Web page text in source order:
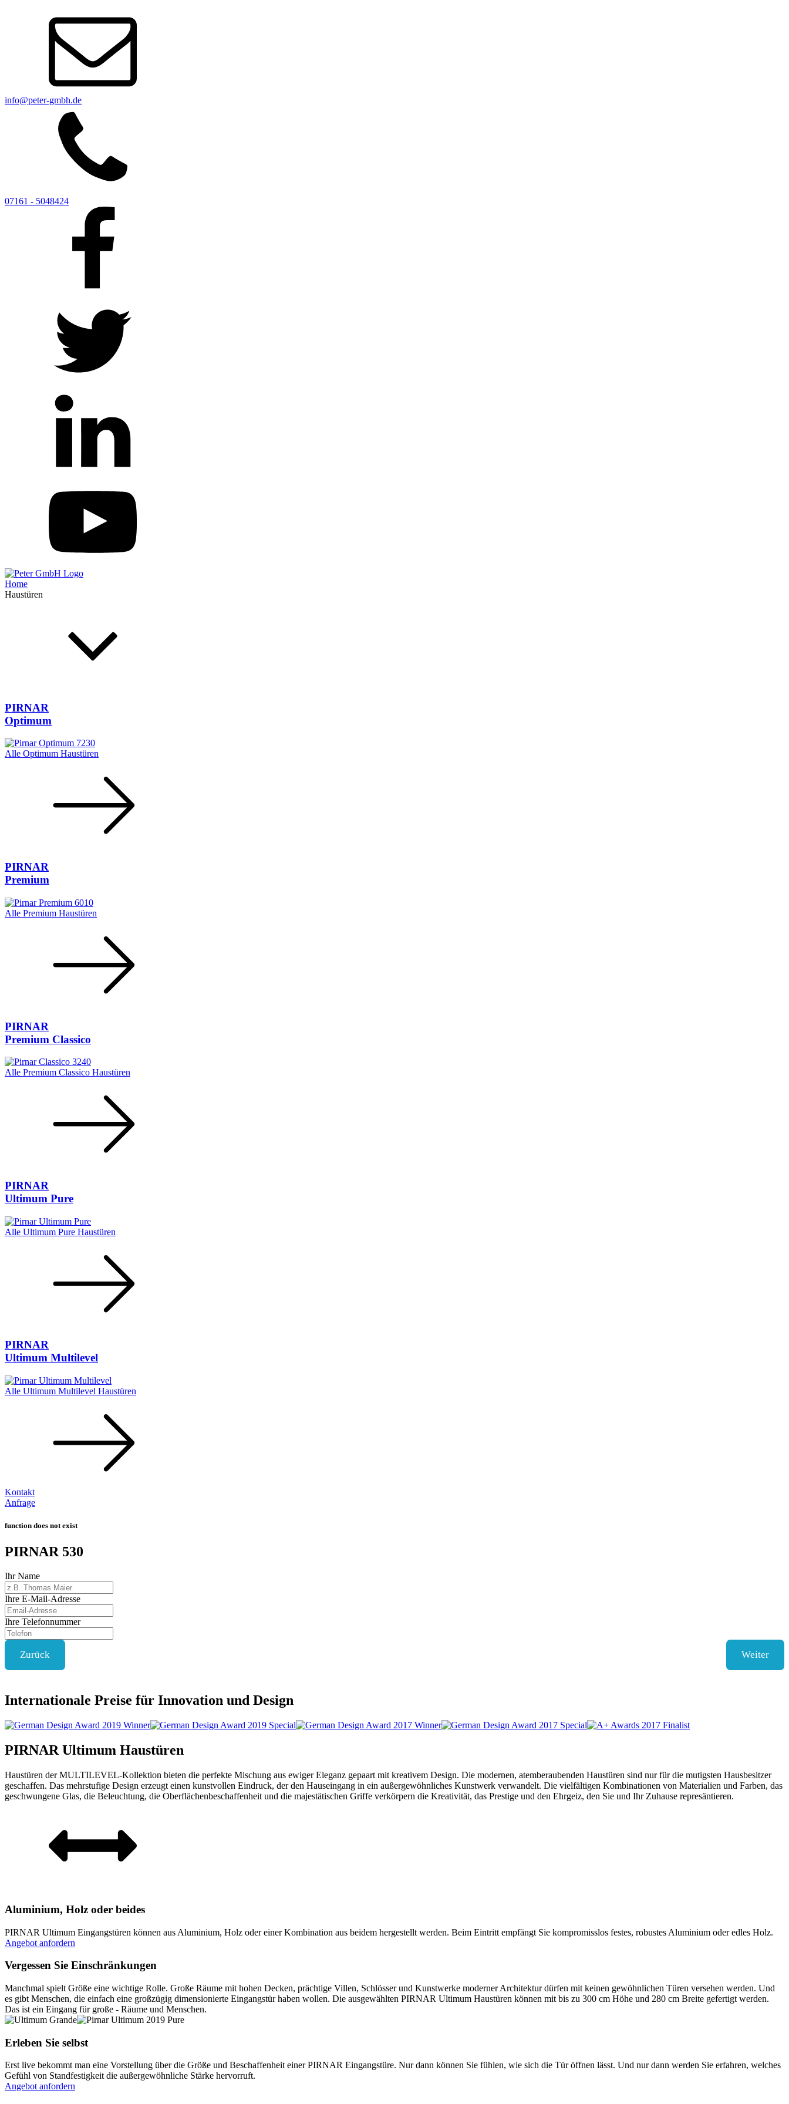
info@peter-gmbh.de
07161 - 5048424
Home
Haustüren
PIRNAR
Optimum
Alle Optimum Haustüren
PIRNAR
Premium
Alle Premium Haustüren
PIRNAR
Premium Classico
Alle Premium Classico Haustüren
PIRNAR
Ultimum Pure
Alle Ultimum Pure Haustüren
PIRNAR
Ultimum Multilevel
Alle Ultimum Multilevel Haustüren
Kontakt
Anfrage
function does not exist
PIRNAR 530
Ihr Name
Ihre E-Mail-Adresse
Ihre Telefonnummer
Zurück Weiter
Internationale Preise für Innovation und Design
PIRNAR Ultimum Haustüren
Haustüren der MULTILEVEL-Kollektion bieten die perfekte Mischung aus ewiger Eleganz gepaart mit kreativem Design. Die modernen, atemberaubenden Haustüren sind nur für die mutigsten Hausbesitzer
geschaffen. Das mehrstufige Design erzeugt einen kunstvollen Eindruck, der den Hauseingang in ein außergewöhnliches Kunstwerk verwandelt. Die vielfältigen Kombinationen von Materialien und Farben, das
geschwungene Glas, die Beleuchtung, die Oberflächenbeschaffenheit und die majestätischen Griffe verkörpern die Kreativität, das Prestige und den Ehrgeiz, den Sie und Ihr Zuhause represäntieren.
Aluminium, Holz oder beides
PIRNAR Ultimum Eingangstüren können aus Aluminium, Holz oder einer Kombination aus beidem hergestellt werden. Beim Eintritt empfängt Sie kompromisslos festes, robustes Aluminium oder edles Holz.
Angebot anfordern
Vergessen Sie Einschränkungen
Manchmal spielt Größe eine wichtige Rolle. Große Räume mit hohen Decken, prächtige Villen, Schlösser und Kunstwerke moderner Architektur dürfen mit keinen gewöhnlichen Türen versehen werden. Und
es gibt Menschen, die einfach eine großzügig dimensionierte Eingangstür haben wollen. Die ausgewählten PIRNAR Ultimum Haustüren können mit bis zu 300 cm Höhe und 280 cm Breite gefertigt werden.
Das ist ein Eingang für große - Räume und Menschen.
Erleben Sie selbst
Erst live bekommt man eine Vorstellung über die Größe und Beschaffenheit einer PIRNAR Eingangstüre. Nur dann können Sie fühlen, wie sich die Tür öffnen lässt. Und nur dann werden Sie erfahren, welches
Gefühl von Standfestigkeit die außergewöhnliche Stärke hervorruft.
Angebot anfordern